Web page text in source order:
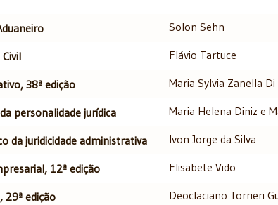
Solon Sehn
Flávio Tartuce
38ª edição Maria Sylvia Zanella
personalidade jurídica Maria Helena Diniz e
da juridicidade administrativa Ivon Jorge da Silva
12ª edição Elisabete Vido
29ª edição Deoclaciano Torrieri